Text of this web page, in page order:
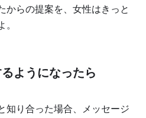
からの提案を、女性はきっと
ようになったら
知り合った場合、メッセージ